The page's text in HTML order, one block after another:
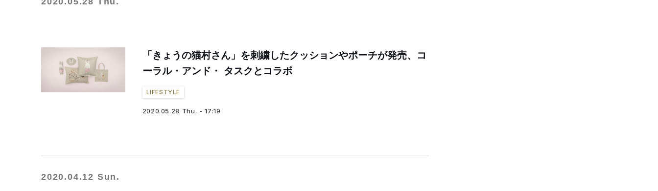
「きょうの猫村さん」を刺繍したクッションやポーチが発売、コ
ーラル・アンド・ タスクとコラボ
LIFESTYLE
2020.05.28 Thu. - 17:19
2020.04.12 Sun.